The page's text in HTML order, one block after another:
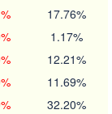
17.76%
1.17%
12.21%
11.69%
32.20%